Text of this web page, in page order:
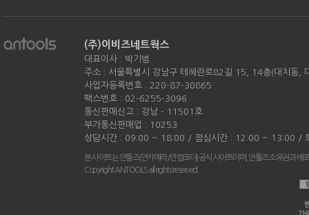
(주)이비즈네트웍스
대표이사 : 박기범
주소 : 서울특별시 강남구 테헤란로82길 15, 14층(대치동,
사업자등록번호 : 220-87-30865
팩스번호 : 02-6255-3096
통신판매신고 : 강남 - 11501호
부가통신판매업 : 10253
상담시간 : 09:00 ~ 18:00 / 점심시간 : 12:00 ~ 13:00 /
본 사이트는 안툴즈(안카메라/안캠코더) 공식 사이트이며, 안툴즈 소유권과 배
Copyright ANTOOLS all rights reserved.